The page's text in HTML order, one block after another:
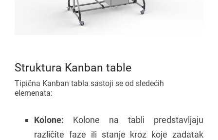
Struktura Kanban table
Tipična Kanban tabla sastoji se od sledećih
elemenata:
Kolone: Kolone na tabli predstavljaju
različite faze ili stanje kroz koje zadatak